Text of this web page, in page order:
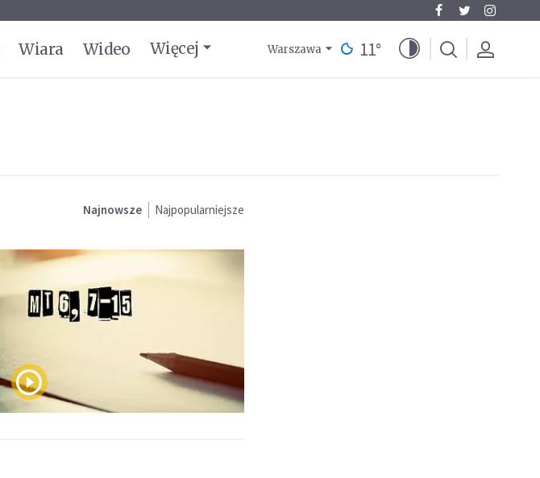
Wiara Wideo Więcej Warszawa 11°
Najnowsze Najpopularniejsze